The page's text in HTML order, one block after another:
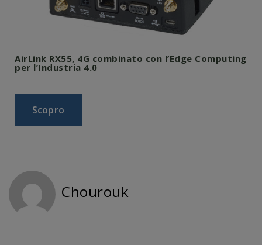
AirLink RX55, 4G combinato con l’Edge Computing
per l’Industria 4.0
Scopro
Chourouk